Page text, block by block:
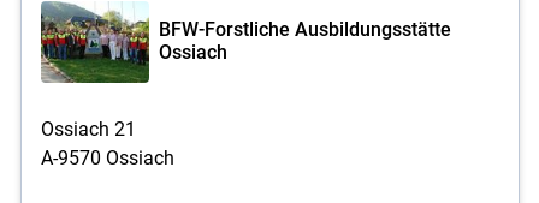
BFW-Forstliche Ausbildungsstätte
Ossiach
Ossiach 21
A-9570 Ossiach